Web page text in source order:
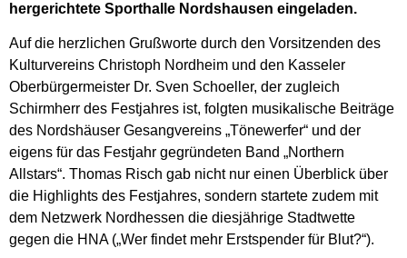
hergerichtete Sporthalle Nordshausen eingeladen.
Auf die herzlichen Grußworte durch den Vorsitzenden des
Kulturvereins Christoph Nordheim und den Kasseler
Oberbürgermeister Dr. Sven Schoeller, der zugleich
Schirmherr des Festjahres ist, folgten musikalische Beiträge
des Nordshäuser Gesangvereins „Tönewerfer“ und der
eigens für das Festjahr gegründeten Band „Northern
Allstars“. Thomas Risch gab nicht nur einen Überblick über
die Highlights des Festjahres, sondern startete zudem mit
dem Netzwerk Nordhessen die diesjährige Stadtwette
gegen die HNA („Wer findet mehr Erstspender für Blut?“).